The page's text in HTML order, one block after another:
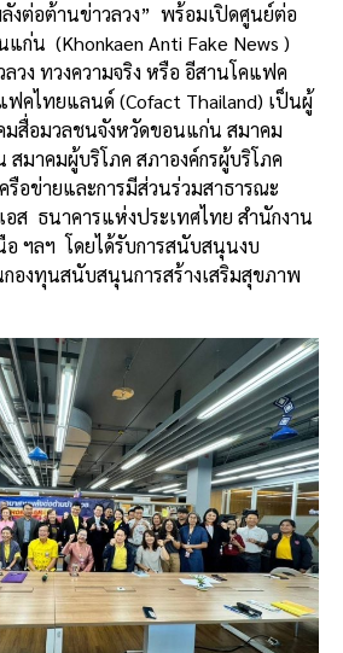
งต่อต้านข่าวลวง” พร้อมเปิดศูนย์ต่อ
แก่น (Khonkaen Anti Fake News )
วง ทวงความจริง หรือ อีสานโคแฟค
ฟคไทยแลนด์ (Cofact Thailand) เป็นผู้
มสื่อมวลชนจังหวัดขอนแก่น สมาคม
มาคมผู้บริโภค สภาองค์กรผู้บริโภค
อข่ายและการมีส่วนร่วมสาธารณะ
อส ธนาคารแห่งประเทศไทย สำนักงาน
อ ฯลฯ โดยได้รับการสนับสนุนงบ
องทุนสนับสนุนการสร้างเสริมสุขภาพ